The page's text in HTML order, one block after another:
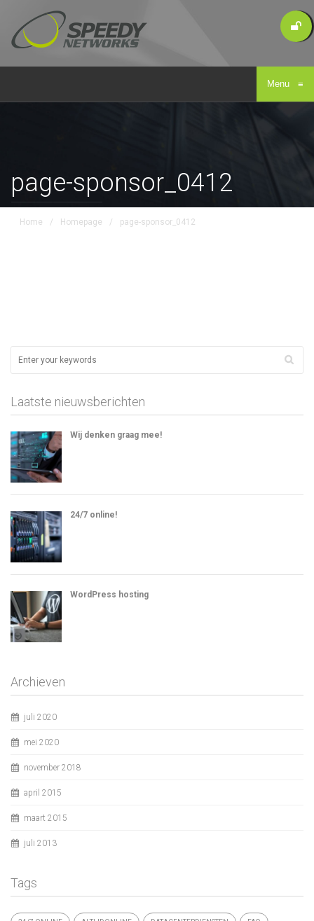
Menu ≡
page-sponsor_0412
Home / Homepage / page-sponsor_0412
Laatste nieuwsberichten
Wij denken graag mee!
24/7 online!
WordPress hosting
Archieven
juli 2020
mei 2020
november 2018
april 2015
maart 2015
juli 2013
Tags